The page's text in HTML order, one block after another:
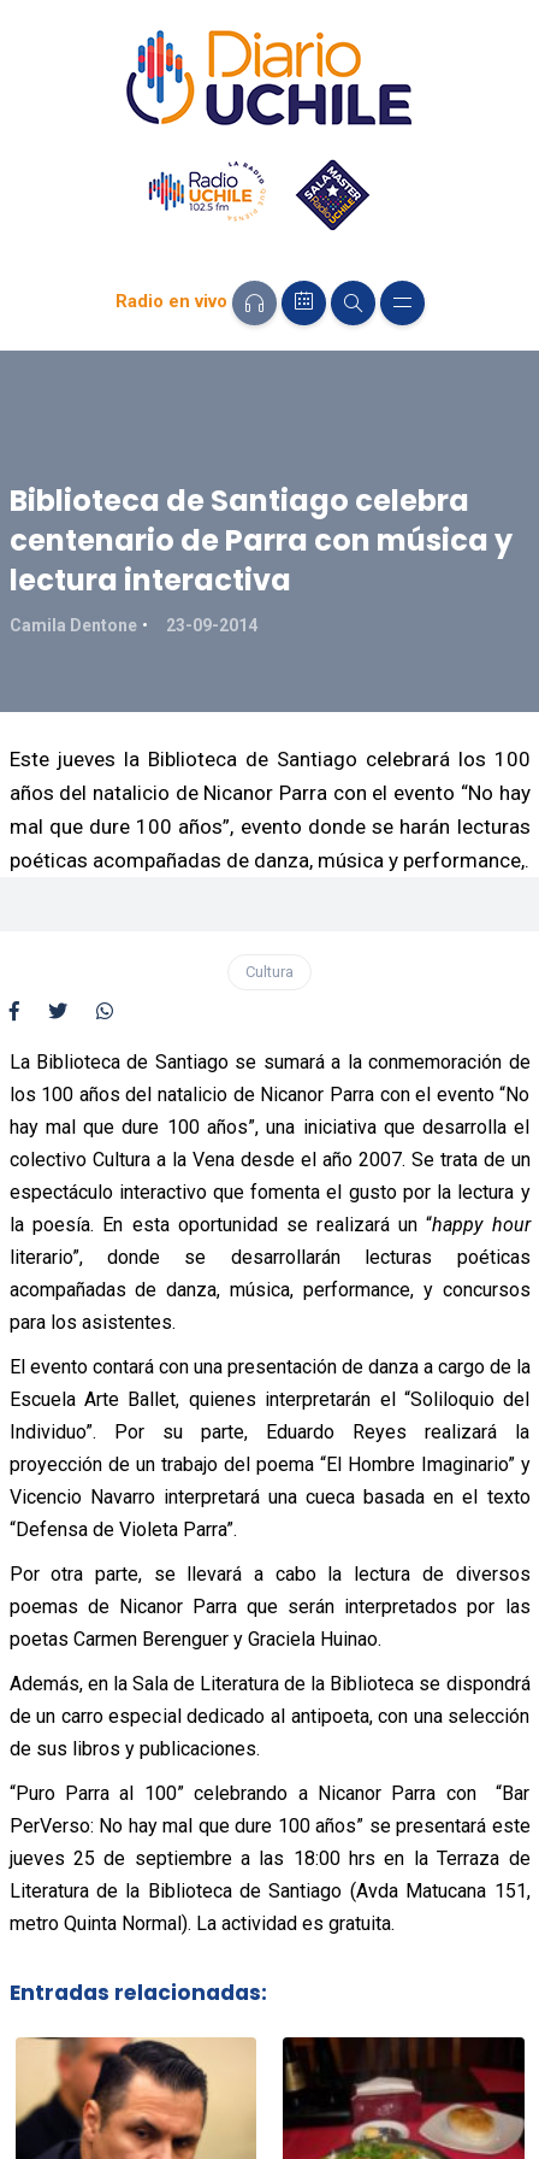
Radio en vivo
Biblioteca de Santiago celebra
centenario de Parra con música y
lectura interactiva
Camila Dentone 23-09-2014
Este jueves la Biblioteca de Santiago celebrará los 100
años del natalicio de Nicanor Parra con el evento “No hay
mal que dure 100 años”, evento donde se harán lecturas
poéticas acompañadas de danza, música y performance,.
Cultura
La Biblioteca de Santiago se sumará a la conmemoración de
los 100 años del natalicio de Nicanor Parra con el evento “No
hay mal que dure 100 años”, una iniciativa que desarrolla el
colectivo Cultura a la Vena desde el año 2007. Se trata de un
espectáculo interactivo que fomenta el gusto por la lectura y
la poesía. En esta oportunidad se realizará un “happy hour
literario”, donde se desarrollarán lecturas poéticas
acompañadas de danza, música, performance, y concursos
para los asistentes.
El evento contará con una presentación de danza a cargo de la
Escuela Arte Ballet, quienes interpretarán el “Soliloquio del
Individuo”. Por su parte, Eduardo Reyes realizará la
proyección de un trabajo del poema “El Hombre Imaginario” y
Vicencio Navarro interpretará una cueca basada en el texto
“Defensa de Violeta Parra”.
Por otra parte, se llevará a cabo la lectura de diversos
poemas de Nicanor Parra que serán interpretados por las
poetas Carmen Berenguer y Graciela Huinao.
Además, en la Sala de Literatura de la Biblioteca se dispondrá
de un carro especial dedicado al antipoeta, con una selección
de sus libros y publicaciones.
“Puro Parra al 100” celebrando a Nicanor Parra con “Bar
PerVerso: No hay mal que dure 100 años” se presentará este
jueves 25 de septiembre a las 18:00 hrs en la Terraza de
Literatura de la Biblioteca de Santiago (Avda Matucana 151,
metro Quinta Normal). La actividad es gratuita.
Entradas relacionadas: